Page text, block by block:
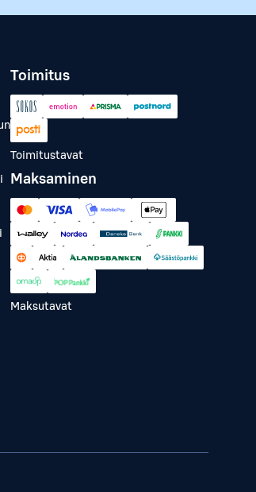
Toimitus
Toimitustavat
Maksaminen
Maksutavat